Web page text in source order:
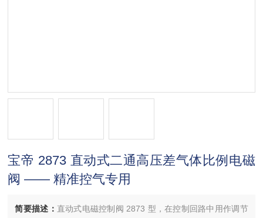
宝帝 2873 直动式二通高压差气体比例电磁
阀 —— 精准控气专用
简要描述： 直动式电磁控制阀 2873 型，在控制回路中用作调节